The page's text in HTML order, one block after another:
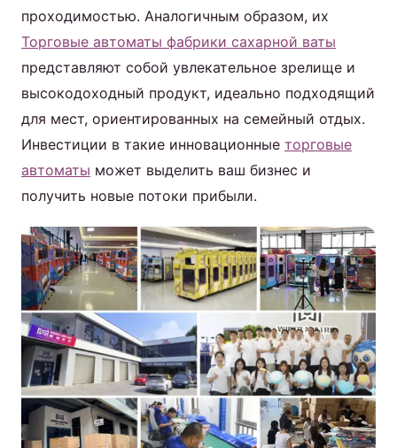
проходимостью. Аналогичным образом, их
Торговые автоматы фабрики сахарной ваты
представляют собой увлекательное зрелище и
высокодоходный продукт, идеально подходящий
для мест, ориентированных на семейный отдых.
Инвестиции в такие инновационные торговые
автоматы может выделить ваш бизнес и
получить новые потоки прибыли.